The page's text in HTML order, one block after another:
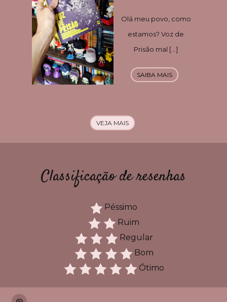
Olá meu povo, como
estamos? Voz de
Prisão mal […]
SAIBA MAIS
VEJA MAIS
Classificação de resenhas
Péssimo
Ruim
Regular
Bom
Ótimo